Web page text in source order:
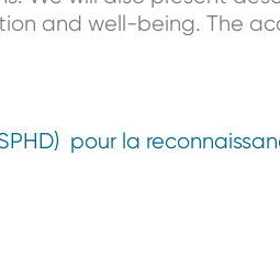
and well-being. The
pour la